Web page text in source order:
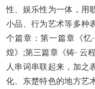
性、娱乐性为一体，用
小品、行为艺术等多种
个篇章：第一篇章《忆
煌》;第三篇章《铸· 云
人串词串联起来，加之
化、东楚特色的地方艺